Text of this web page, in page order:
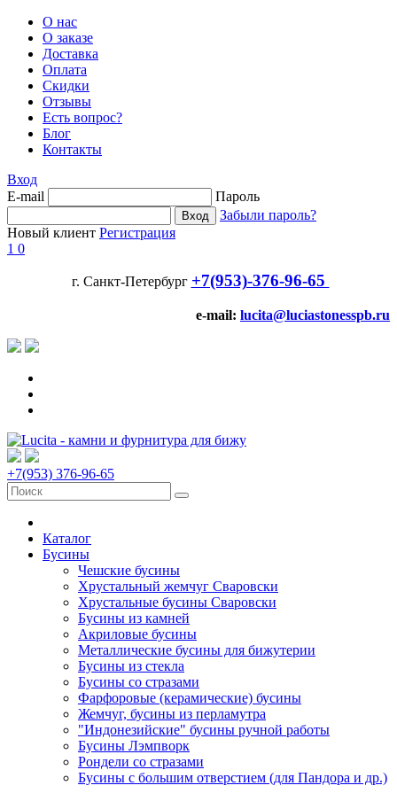
О нас
О заказе
Доставка
Оплата
Скидки
Отзывы
Есть вопрос?
Блог
Контакты
Вход
E-mail
Пароль
Забыли пароль?
Новый клиент Регистрация
1 0
г. Санкт-Петербург +7(953)-376-96-65
e-mail: lucita@luciastonesspb.ru
+7(953) 376-96-65
Каталог
Бусины
Чешские бусины
Хрустальный жемчуг Сваровски
Хрустальные бусины Сваровски
Бусины из камней
Акриловые бусины
Металлические бусины для бижутерии
Бусины из стекла
Бусины со стразами
Фарфоровые (керамические) бусины
Жемчуг, бусины из перламутра
"Индонезийские" бусины ручной работы
Бусины Лэмпворк
Рондели со стразами
Бусины с большим отверстием (для Пандора и др.)